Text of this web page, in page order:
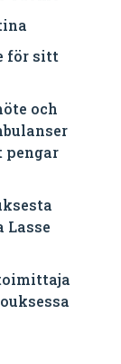
för sitt
och
pengar
Lasse